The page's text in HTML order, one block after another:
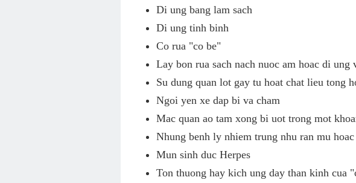
Di ung bang lam sach
Di ung tinh binh
Co rua "co be"
Lay bon rua sach nach nuoc am hoac di ung
Su dung quan lot gay tu hoat chat lieu tong
Ngoi yen xe dap bi va cham
Mac quan ao tam xong bi uot trong mot
Nhung benh ly nhiem trung nhu ran mu hoac
Mun sinh duc Herpes
Ton thuong hay kich ung day than kinh cua